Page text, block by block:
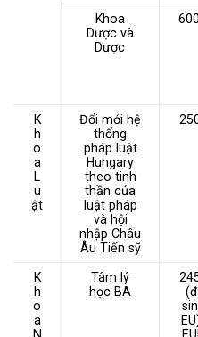
Khoa
Dược và
Dược
K
h
o
a
L
u
ật
Đổi mới hệ
thống
pháp luật
Hungary
theo tinh
thần của
luật pháp
và hội
nhập Châu
Âu Tiến sỹ
K
h
o
a
Tâm lý
học BA